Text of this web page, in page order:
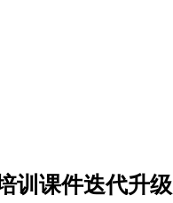
训课件迭代升级